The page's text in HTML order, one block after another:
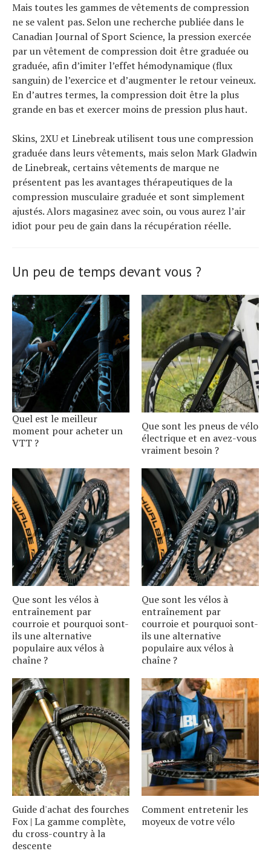
Mais toutes les gammes de vêtements de compression
ne se valent pas. Selon une recherche publiée dans le
Canadian Journal of Sport Science, la pression exercée
par un vêtement de compression doit être graduée ou
graduée, afin d’imiter l’effet hémodynamique (flux
sanguin) de l’exercice et d’augmenter le retour veineux.
En d’autres termes, la compression doit être la plus
grande en bas et exercer moins de pression plus haut.
Skins, 2XU et Linebreak utilisent tous une compression
graduée dans leurs vêtements, mais selon Mark Gladwin
de Linebreak, certains vêtements de marque ne
présentent pas les avantages thérapeutiques de la
compression musculaire graduée et sont simplement
ajustés. Alors magasinez avec soin, ou vous aurez l’air
idiot pour peu de gain dans la récupération réelle.
Un peu de temps devant vous ?
Quel est le meilleur
moment pour acheter un
VTT ?
Que sont les pneus de vélo
électrique et en avez-vous
vraiment besoin ?
Que sont les vélos à
entraînement par
courroie et pourquoi sont-
ils une alternative
populaire aux vélos à
chaîne ?
Que sont les vélos à
entraînement par
courroie et pourquoi sont-
ils une alternative
populaire aux vélos à
chaîne ?
Guide d'achat des fourches
Fox | La gamme complète,
du cross-country à la
descente
Comment entretenir les
moyeux de votre vélo